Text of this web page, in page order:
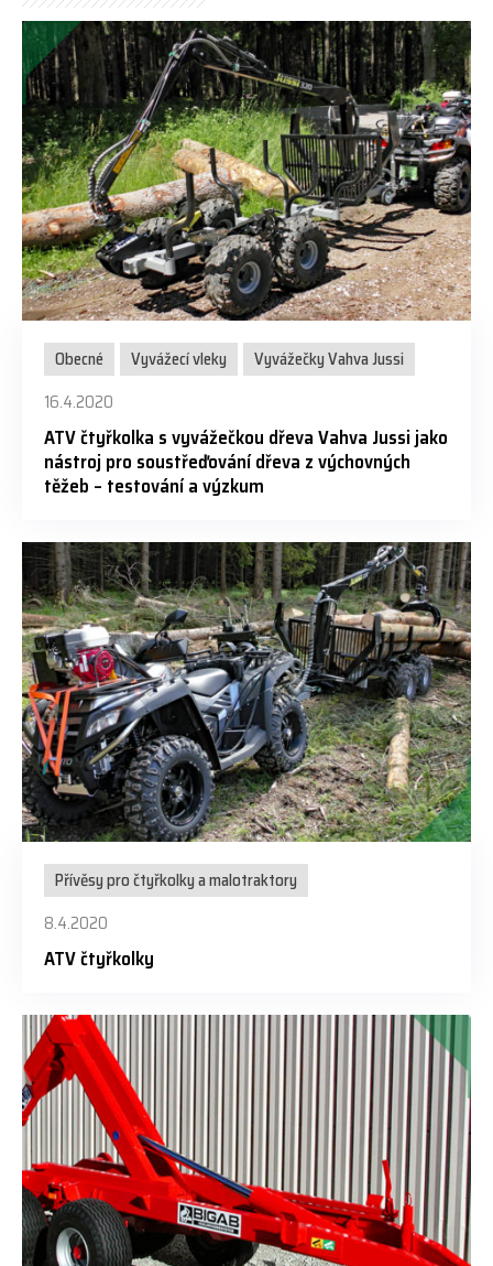
Obecné Vyvážecí vleky
Vyvážečky Vahva Jussi
16.4.2020
ATV čtyřkolka s vyvážečkou dřeva Vahva Jussi jako
nástroj pro soustřeďování dřeva z výchovných
těžeb – testování a výzkum
Přívěsy pro čtyřkolky a malotraktory
8.4.2020
ATV čtyřkolky